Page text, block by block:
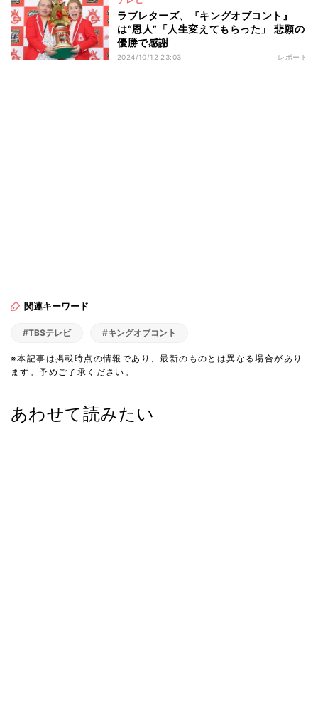
ラブレターズ、『キングオブコント』
は“恩人”「人生変えてもらった」 悲願の
優勝で感謝
2024/10/12 23:03 レポート
関連キーワード
#TBSテレビ #キングオブコント
※本記事は掲載時点の情報であり、最新のものとは異なる場合があり
ます。予めご了承ください。
あわせて読みたい